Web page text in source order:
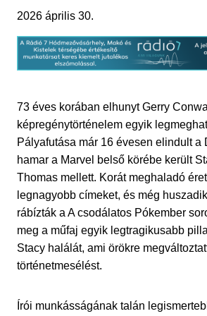
2026 április 30.
73 éves korában elhunyt Gerry
képregénytörténelem egyik
Pályafutása már 16 évesen elindult a
hamar a Marvel belső körébe került
Thomas mellett. Korát meghaladó
legnagyobb címeket, és még
rábízták a A csodálatos Pókember
meg a műfaj egyik legtragikusabb
Stacy halálát, ami örökre
történetmesélést.
Írói munkásságának talán